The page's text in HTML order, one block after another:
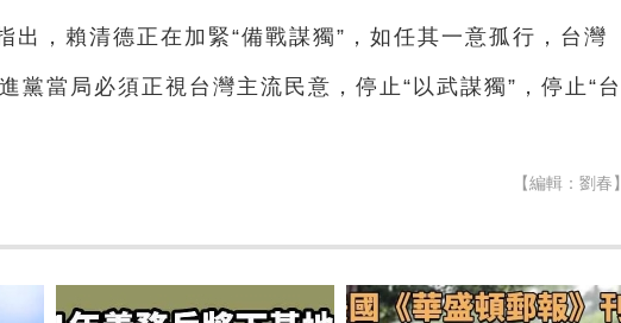
出，賴清德正在加緊“備戰謀獨”，如任其一意孤行，台灣
黨當局必須正視台灣主流民意，停止“以武謀獨”，停止“台
【編輯：劉春】